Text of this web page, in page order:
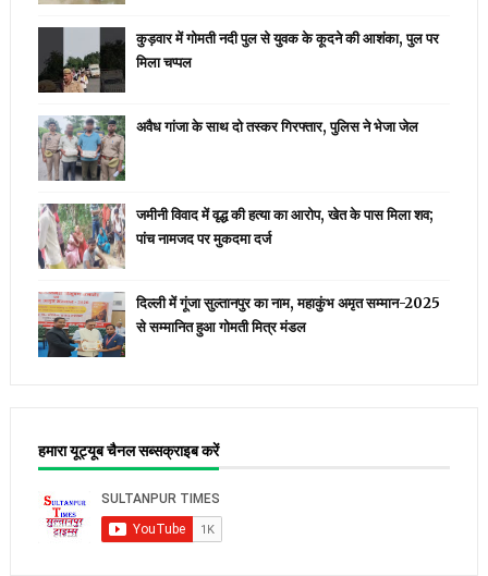
कुड़वार में गोमती नदी पुल से युवक के कूदने की आशंका, पुल पर
मिला चप्पल
अवैध गांजा के साथ दो तस्कर गिरफ्तार, पुलिस ने भेजा जेल
जमीनी विवाद में वृद्ध की हत्या का आरोप, खेत के पास मिला शव;
पांच नामजद पर मुकदमा दर्ज
दिल्ली में गूंजा सुल्तानपुर का नाम, महाकुंभ अमृत सम्मान-2025
से सम्मानित हुआ गोमती मित्र मंडल
हमारा यूट्यूब चैनल सब्सक्राइब करें